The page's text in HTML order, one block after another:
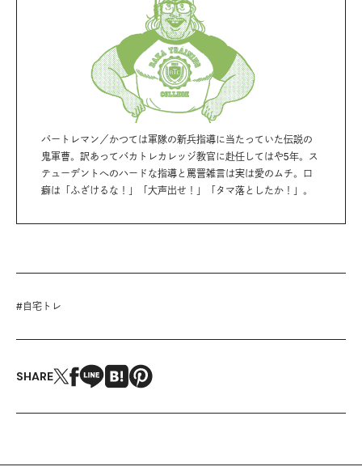
パートレマン／かつては軍隊の新兵指導に当たっていた伝説の
鬼軍曹。訳あってバカトレカレッジ教官に赴任してはや5年。ス
テューデントへのハードな指導と罵詈雑言は実は愛のムチ。口
癖は「ふざけるな！」「大声出せ！」「タマ落としたか！」。
#自宅トレ
SHARE